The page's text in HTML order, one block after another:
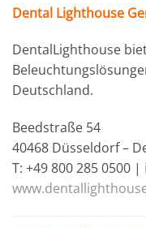
Dental Lighthouse
DentalLighthouse
Deutschland.
Beedstraße 54
40468 Düsseldorf –
T: +49 800 285 0500 |